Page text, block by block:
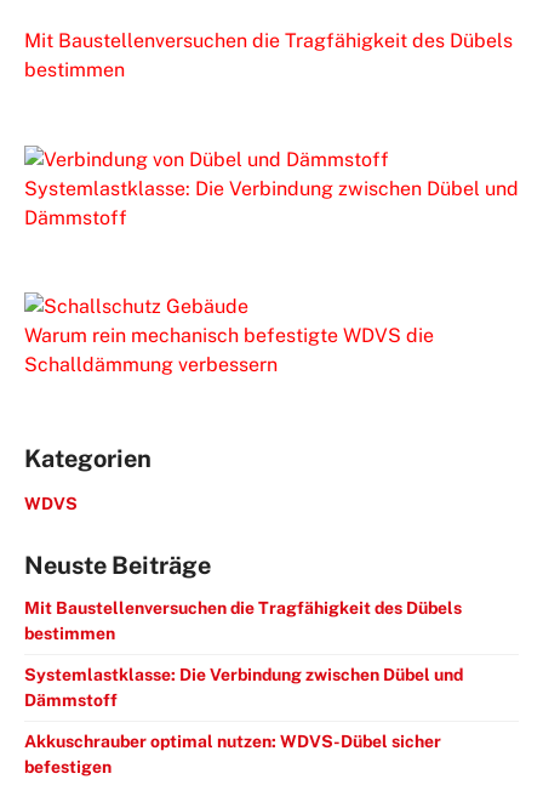
Mit Baustellenversuchen die Tragfähigkeit des Dübels
bestimmen
Systemlastklasse: Die Verbindung zwischen Dübel und
Dämmstoff
Warum rein mechanisch befestigte WDVS die
Schalldämmung verbessern
Kategorien
WDVS
Neuste Beiträge
Mit Baustellenversuchen die Tragfähigkeit des Dübels
bestimmen
Systemlastklasse: Die Verbindung zwischen Dübel und
Dämmstoff
Akkuschrauber optimal nutzen: WDVS-Dübel sicher
befestigen